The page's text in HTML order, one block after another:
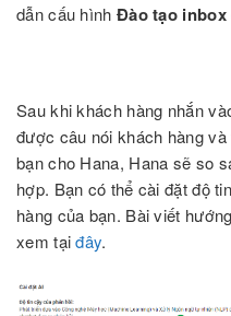
dẫn cấu hình Đào tạo inbox
Sau khi khách hàng nhắn
được câu nói khách hàng
bạn cho Hana, Hana sẽ so
hợp. Bạn có thể cài đặt độ
hàng của bạn. Bài viết
xem tạiđây.